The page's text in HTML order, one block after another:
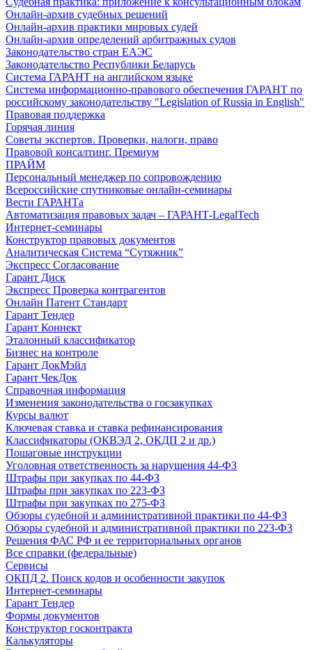
Онлайн-архив судебных решений
Онлайн-архив практики мировых судей
Онлайн-архив определений арбитражных судов
Законодательство стран ЕАЭС
Законодательство Республики Беларусь
Система ГАРАНТ на английском языке
Система информационно-правового обеспечения ГАРАНТ по
российскому законодательству "Legislation of Russia in English"
Правовая поддержка
Горячая линия
Советы экспертов. Проверки, налоги, право
Правовой консалтинг. Премиум
ПРАЙМ
Персональный менеджер по сопровождению
Всероссийские спутниковые онлайн-семинары
Вести ГАРАНТа
Автоматизация правовых задач – ГАРАНТ-LegalTech
Интернет-семинары
Конструктор правовых документов
Аналитическая Система “Сутяжник”
Экспресс Согласование
Гарант Диск
Экспресс Проверка контрагентов
Онлайн Патент Стандарт
Гарант Тендер
Гарант Коннект
Эталонный классификатор
Бизнес на контроле
Гарант ДокМэйл
Гарант ЧекДок
Справочная информация
Изменения законодательства о госзакупках
Курсы валют
Ключевая ставка и ставка рефинансирования
Классификаторы (ОКВЭД 2, ОКДП 2 и др.)
Пошаговые инструкции
Уголовная ответственность за нарушения 44-ФЗ
Штрафы при закупках по 44-ФЗ
Штрафы при закупках по 223-ФЗ
Штрафы при закупках по 275-ФЗ
Обзоры судебной и административной практики по 44-ФЗ
Обзоры судебной и административной практики по 223-ФЗ
Решения ФАС РФ и ее территориальных органов
Все справки (федеральные)
Сервисы
ОКПД 2. Поиск кодов и особенности закупок
Интернет-семинары
Гарант Тендер
Формы документов
Конструктор госконтракта
Калькуляторы